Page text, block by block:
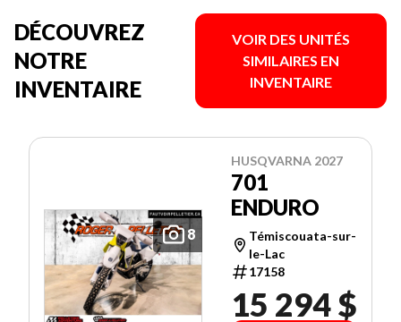
DÉCOUVREZ
NOTRE
INVENTAIRE
VOIR DES UNITÉS
SIMILAIRES EN
INVENTAIRE
8
HUSQVARNA 2027
701
ENDURO
Témiscouata-sur-
le-Lac
17158
15 294 $